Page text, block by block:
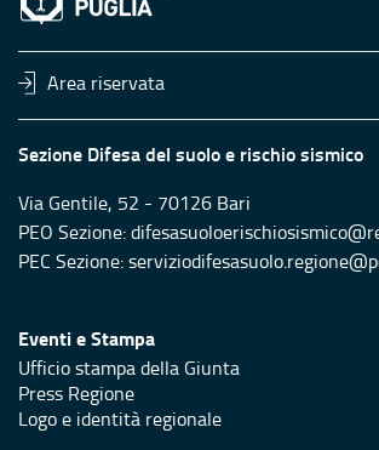
Area riservata
Sezione Difesa del suolo e rischio sismico
Via Gentile, 52 - 70126 Bari
PEO Sezione:
PEC Sezione:
Eventi e Stampa
Ufficio stampa della Giunta
Press Regione
Logo e identità regionale